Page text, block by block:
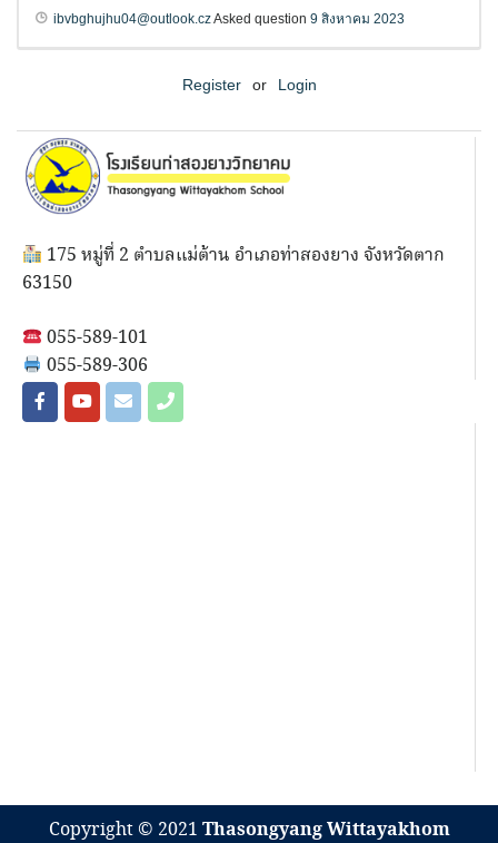
ibvbghujhu04@outlook.czAsked question 9 สิงหาคม 2023
Register or Login
175 หมู่ที่ 2 ตำบลแม่ต้าน อำเภอท่าสองยาง จังหวัดตาก
63150
055-589-101
055-589-306
Copyright © 2021 Thasongyang Wittayakhom